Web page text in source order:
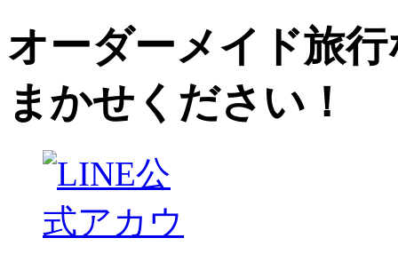
オーダーメイド旅
まかせください！